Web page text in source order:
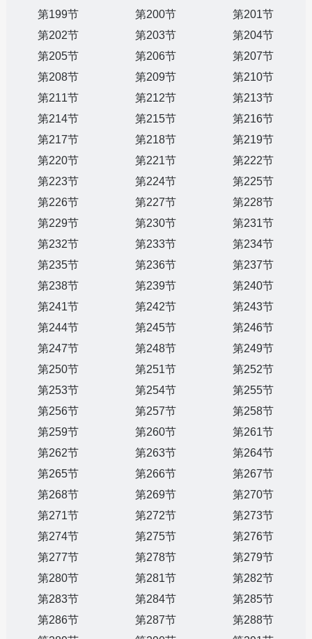
第199节
第200节
第201节
第202节
第203节
第204节
第205节
第206节
第207节
第208节
第209节
第210节
第211节
第212节
第213节
第214节
第215节
第216节
第217节
第218节
第219节
第220节
第221节
第222节
第223节
第224节
第225节
第226节
第227节
第228节
第229节
第230节
第231节
第232节
第233节
第234节
第235节
第236节
第237节
第238节
第239节
第240节
第241节
第242节
第243节
第244节
第245节
第246节
第247节
第248节
第249节
第250节
第251节
第252节
第253节
第254节
第255节
第256节
第257节
第258节
第259节
第260节
第261节
第262节
第263节
第264节
第265节
第266节
第267节
第268节
第269节
第270节
第271节
第272节
第273节
第274节
第275节
第276节
第277节
第278节
第279节
第280节
第281节
第282节
第283节
第284节
第285节
第286节
第287节
第288节